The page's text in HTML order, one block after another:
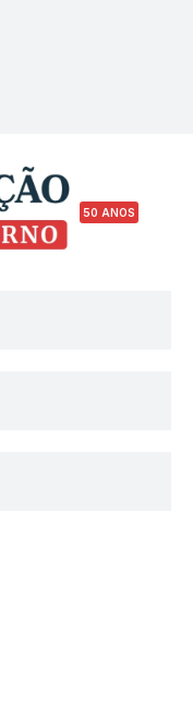
50 ANOS